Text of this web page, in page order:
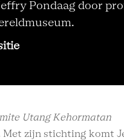
Pondaag door
Utang Kehormatan
Met zijn stichting komt